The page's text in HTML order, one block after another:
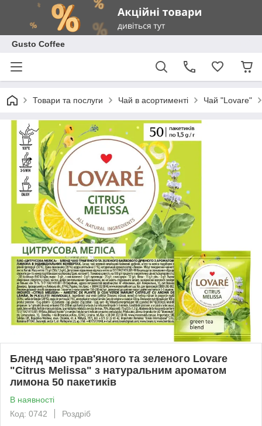
Gusto Coffee
Товари та послуги Чай в асортименті Чай "Lovare"
Бленд чаю трав'яного та зеленого Lovare
"Citrus Melissa" з натуральним ароматом
лимона 50 пакетиків
В наявності
Код: 0742
Роздріб